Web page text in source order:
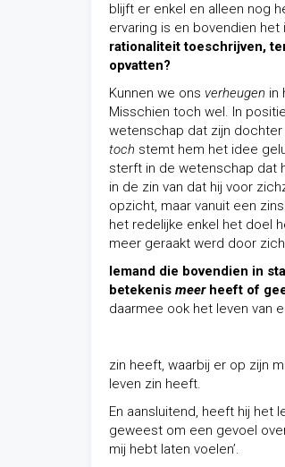
blijft er enkel en alleen nog
ervaring is en bovendien
rationaliteit toeschrijven,
opvatten?
Kunnen we ons verheugen in
Misschien toch wel. In
wetenschap dat zijn dochter
toch stemt hem het idee
sterft in de wetenschap dat
in de zin van dat hij voor
opzicht, maar vanuit een
het redelijke enkel het doel
meer geraakt werd door
Iemand die bovendien in
betekenis meerheeft of
daarmee ook het leven van
zin heeft, waarbij er op zijn
leven zin heeft.
En aansluitend, heeft hij het
geweest om een gevoel
mij hebt laten voelen’.